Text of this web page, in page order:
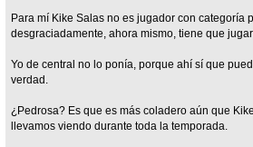
Para mí Kike Salas no es jugador con categoría
desgraciadamente, ahora mismo, tiene que
Yo de central no lo ponía, porque ahí sí que
verdad.
¿Pedrosa? Es que es más coladero aún que
llevamos viendo durante toda la temporada.